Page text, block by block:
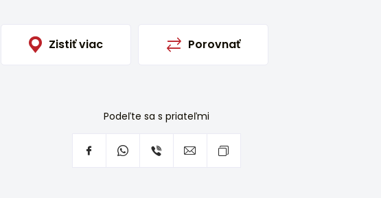
Zistiť viac Porovnať
Podeľte sa s priateľmi